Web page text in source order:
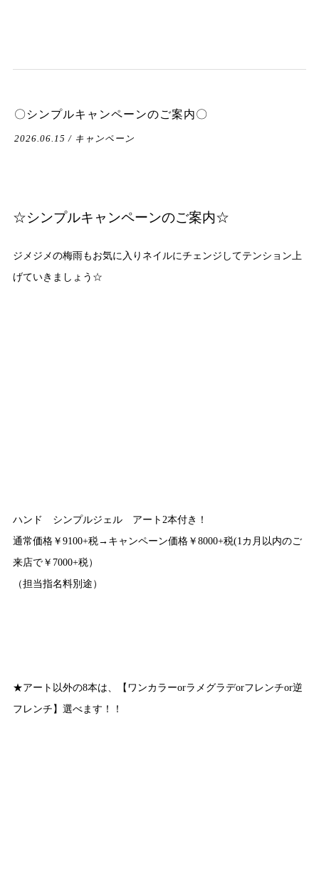
〇シンプルキャンペーンのご案内〇
2026.06.15 / キャンペーン
☆シンプルキャンペーンのご案内☆
ジメジメの梅雨もお気に入りネイルにチェンジしてテンション上
げていきましょう☆
ハンド シンプルジェル アート2本付き！
通常価格￥9100+税→キャンペーン価格￥8000+税(1カ月以内のご
来店で￥7000+税）
（担当指名料別途）
★アート以外の8本は、【ワンカラーorラメグラデorフレンチor逆
フレンチ】選べます！！